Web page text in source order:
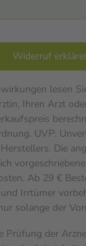
Widerruf
lesen
Ihren Arzt
UVP:
Die
Ab 29 €
Irrtümer
solange der
Prüfung der